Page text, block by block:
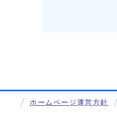
ホームページ運営方針